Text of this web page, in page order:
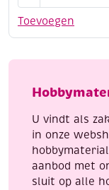
Toevoegen
do
Holly
aantal
U vindt als
in onze
aanbod met
sluit op alle